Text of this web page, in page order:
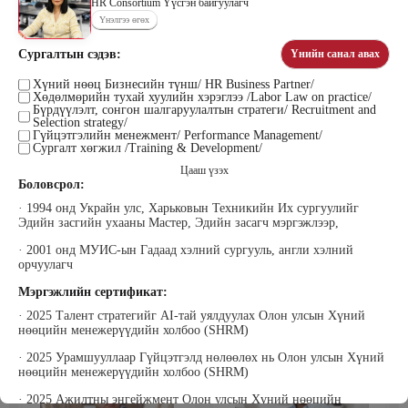
HR Consortium Үүсгэн байгуулагч
Үнэлгээ өгөх
Сургалтын сэдэв: Үнийн санал авах
Хүний нөөц Бизнесийн түнш/ HR Business Partner/
Хөдөлмөрийн тухай хуулийн хэрэглээ /Labor Law on practice/
Бүрдүүлэлт, сонгон шалгаруулалтын стратеги/ Recruitment and
Selection strategy/
Гүйцэтгэлийн менежмент/ Performance Management/
Сургалт хөгжил /Training & Development/
Цааш үзэх
Боловсрол:
· 1994 онд Украйн улс, Харьковын Техникийн Их сургуулийг
Эдийн засгийн ухааны Мастер, Эдийн засагч мэргэжлээр,
· 2001 онд МУИС-ын Гадаад хэлний сургууль, англи хэлний
орчуулагч
Мэргэжлийн сертификат:
· 2025 Талент стратегийг АI-тай уялдуулах Олон улсын Хүний
нөөцийн менежерүүдийн холбоо (SHRM)
· 2025 Урамшууллаар Гүйцэтгэлд нөлөөлөх нь Олон улсын Хүний
нөөцийн менежерүүдийн холбоо (SHRM)
· 2025 Ажилтны энгейжмент Олон улсын Хүний нөөцийн
Наран анд консалтинг” ХХК-ийн
Захирал
Бээжин Солонгоо
Франклинкови Монгол ХХК
гүйцэтгэх захирал, Манлайллын
трэйнер, олон улсын сургагч багш,
Прус Центр ХХК-ийн Хяналт
шинжилгээ үнэлгээний дарга
ISO4500; ISO9001 нэгдсэн
тогтолцооны хэрэгжүүлэгч
карьер сургалтын төвийн нийгмийн
ажилтан, сургагч багш